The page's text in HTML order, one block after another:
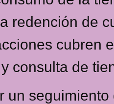
redención de
cubren
consulta de
un